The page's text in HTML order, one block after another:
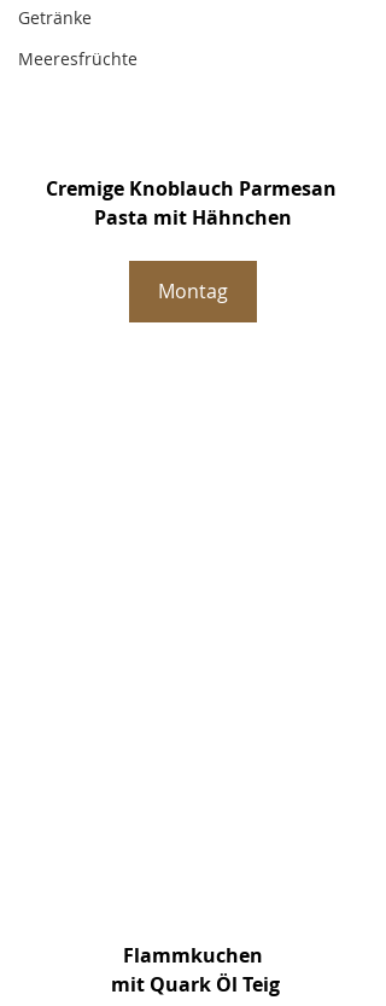
Getränke
Meeresfrüchte
Cremige Knoblauch Parmesan
Pasta mit Hähnchen
Montag
Flammkuchen
mit Quark Öl Teig